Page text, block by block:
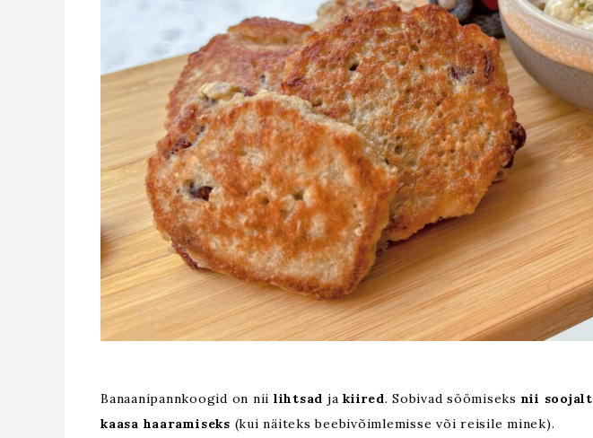
Banaanipannkoogid on nii lihtsad ja kiired. Sobivad söömiseks nii soojalt
kaasa haaramiseks (kui näiteks beebivõimlemisse või reisile minek).